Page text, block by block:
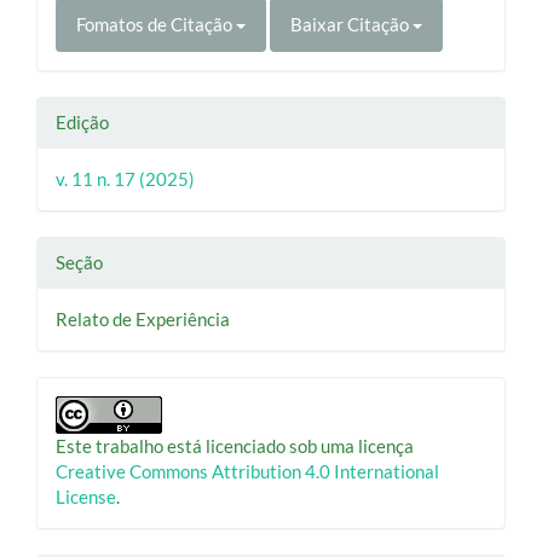
Fomatos de Citação Baixar Citação
Edição
v. 11 n. 17 (2025)
Seção
Relato de Experiência
Este trabalho está licenciado sob uma licença
Creative Commons Attribution 4.0 International
License